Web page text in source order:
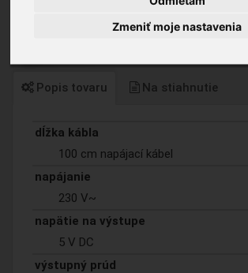
Zmeniť moje nastavenia
Popis tovaru Na stiahnutie
dĺžka kábla
100 cm napájací kábel
napájanie
230 V~
napätie na výstupe
5 V DC
výstupný prúd